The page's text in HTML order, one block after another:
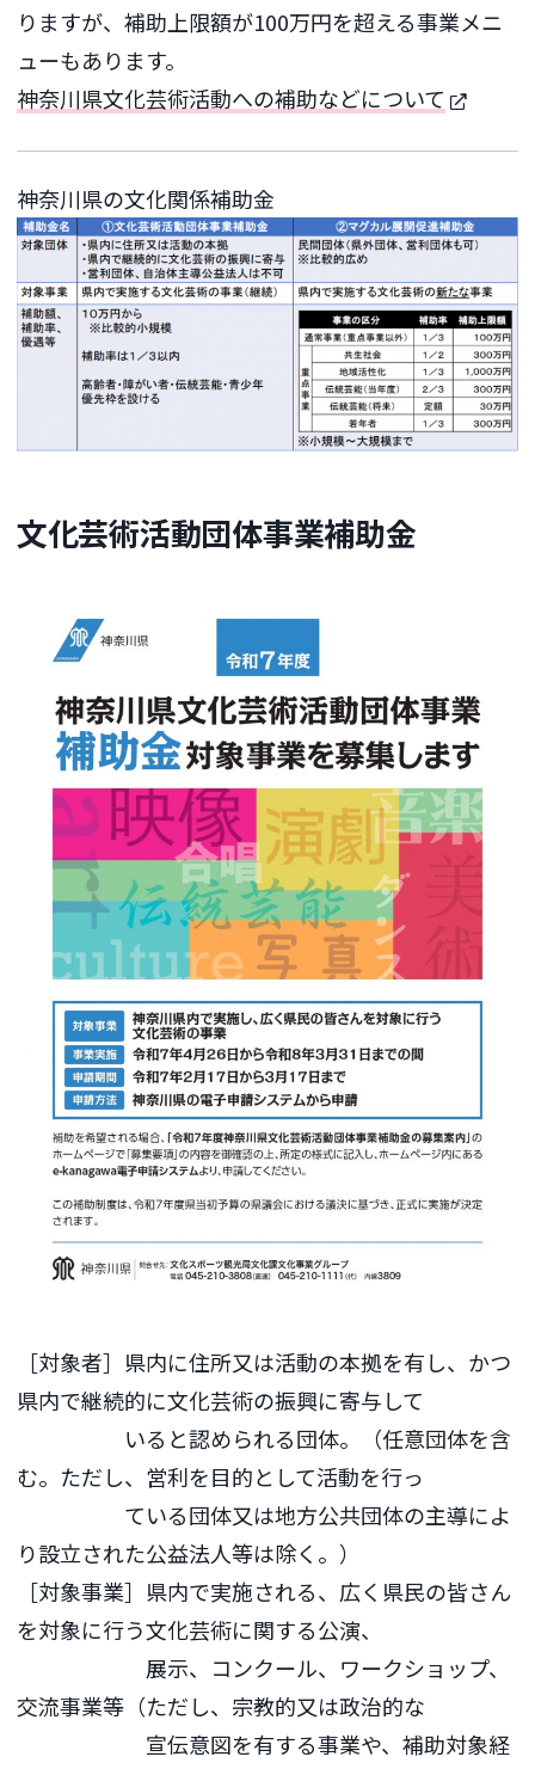
りますが、補助上限額が100万円を超える事業メニ
ューもあります。
神奈川県文化芸術活動への補助などについて
神奈川県の文化関係補助金
文化芸術活動団体事業補助金
［対象者］県内に住所又は活動の本拠を有し、かつ
県内で継続的に文化芸術の振興に寄与して
いると認められる団体。（任意団体を含
む。ただし、営利を目的として活動を行っ
ている団体又は地方公共団体の主導によ
り設立された公益法人等は除く。）
［対象事業］県内で実施される、広く県民の皆さん
を対象に行う文化芸術に関する公演、
展示、コンクール、ワークショップ、
交流事業等（ただし、宗教的又は政治的な
宣伝意図を有する事業や、補助対象経